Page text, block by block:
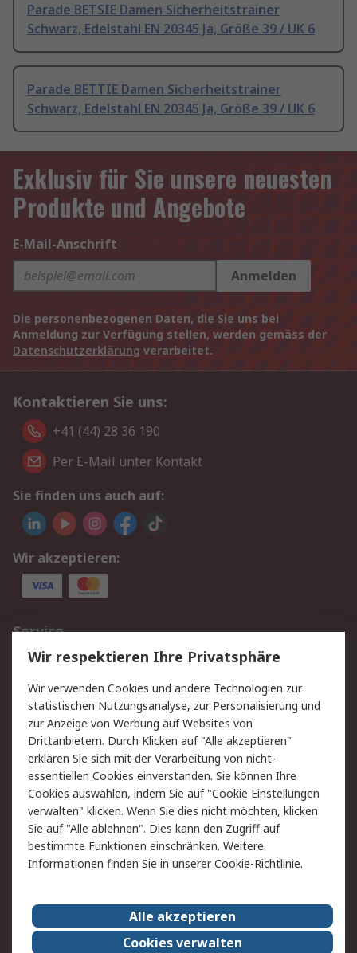
Parade BETSIE Damen Sicherheitstrainer
Schwarz, Edelstahl EN 20345 Ja, Größe 39 / UK 6
Parade BETTIE Damen Sicherheitstrainer
Schwarz, Edelstahl EN 20345 Ja, Größe 39 / UK 6
Exklusiv für Sie unsere neuesten
Produkte und Angebote
E-Mail-Anschrift
Anmelden
Die personenbezogenen Daten, die Sie uns bei
Anmeldung zur Verfügung stellen, werden gemäss der
Datenschutzerklärung verarbeitet.
Kontaktieren Sie uns:
+41 (44) 28 36 190
Per E-Mail unter Kontakt
Sie finden uns auch auf:
Wir akzeptieren:
Service
Value Added Services
Lieferlösungen
Rücksendungen
Kontakt
Hilfe
Rechtliches
AGB
Datenschutz
Cookie-Richtlinie
Zahlungsbedingungen
Copyright/Impressum
Über RS
Karriere bei RS
Nachhaltigkeit
Qualität/Umwelt/ZertifikatePresse-Center
Wir respektieren Ihre Privatsphäre
Wir verwenden Cookies und andere Technologien zur
statistischen Nutzungsanalyse, zur Personalisierung und
zur Anzeige von Werbung auf Websites von
Drittanbietern. Durch Klicken auf "Alle akzeptieren"
erklären Sie sich mit der Verarbeitung von nicht-
essentiellen Cookies einverstanden. Sie können Ihre
Cookies auswählen, indem Sie auf "Cookie Einstellungen
verwalten" klicken. Wenn Sie dies nicht möchten, klicken
Sie auf "Alle ablehnen". Dies kann den Zugriff auf
bestimmte Funktionen einschränken. Weitere
Informationen finden Sie in unsererCookie-Richtlinie.
Alle akzeptieren
Cookies verwalten